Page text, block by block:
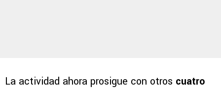
La actividad ahora prosigue con otros cuatro